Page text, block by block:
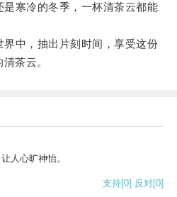
寒冷的冬季，一杯清茶云都能
中，抽出片刻时间，享受这份
茶云。
人心旷神怡。
支持[0] 反对[0]